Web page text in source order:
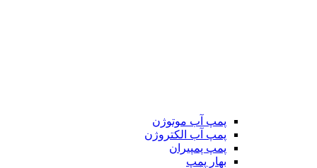
پمپ آب موتوژن
پمپ آب الکتروژن
پمپ پمپیران
بهار پمپ